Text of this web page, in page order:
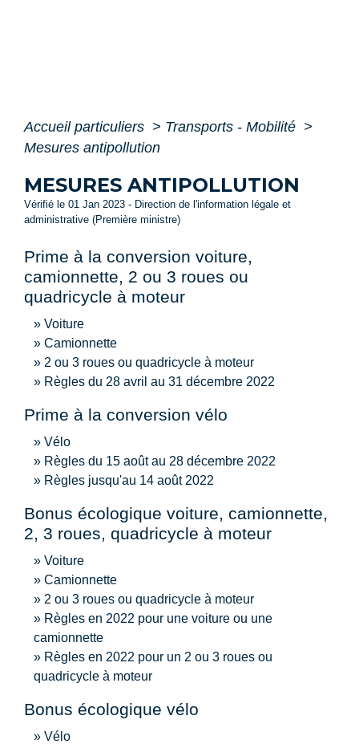
Accueil particuliers > Transports - Mobilité >
Mesures antipollution
MESURES ANTIPOLLUTION
Vérifié le 01 Jan 2023 - Direction de l'information légale et
administrative (Première ministre)
Prime à la conversion voiture,
camionnette, 2 ou 3 roues ou
quadricycle à moteur
Voiture
Camionnette
2 ou 3 roues ou quadricycle à moteur
Règles du 28 avril au 31 décembre 2022
Prime à la conversion vélo
Vélo
Règles du 15 août au 28 décembre 2022
Règles jusqu'au 14 août 2022
Bonus écologique voiture, camionnette,
2, 3 roues, quadricycle à moteur
Voiture
Camionnette
2 ou 3 roues ou quadricycle à moteur
Règles en 2022 pour une voiture ou une
camionnette
Règles en 2022 pour un 2 ou 3 roues ou
quadricycle à moteur
Bonus écologique vélo
Vélo